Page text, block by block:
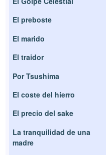
El preboste
El marido
El traidor
Por Tsushima
El coste del hierro
El precio del sake
La tranquilidad de una
madre